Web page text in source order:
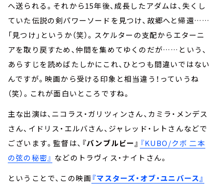
へ送られる。それから15年後、成長したアダムは、失くし
ていた伝説の剣パワーソードを見つけ、故郷へと帰還……
「見つけ」というか（笑）。スケルターの支配からエターニ
アを取り戻すため、仲間を集めてゆくのだが……という、
あらすじを読めばたしかにこれ、ひとつも間違いではない
んですが。映画から受ける印象と相当違う！っていうね
（笑）。これが面白いところですね。
主な出演は、ニコラス・ガリツィンさん、カミラ・メンデス
さん、イドリス・エルバさん、ジャレッド・レトさんなどで
ございます。監督は、 『バンブルビー』 『KUBO/クボ 二本
の弦の秘密』 などのトラヴィス・ナイトさん。
ということで、この映画『マスターズ・オブ・ユニバース』